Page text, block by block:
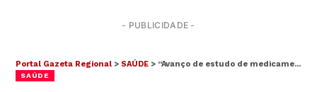
- PUBLICIDADE -
Portal Gazeta Regional >SAÚDE > “Avanço de estudo de medicamento oral nos permite a cada dia entender e tratar melhor diferentes cânceres”, destaca professor de Oncologia da UMC
SAÚDE